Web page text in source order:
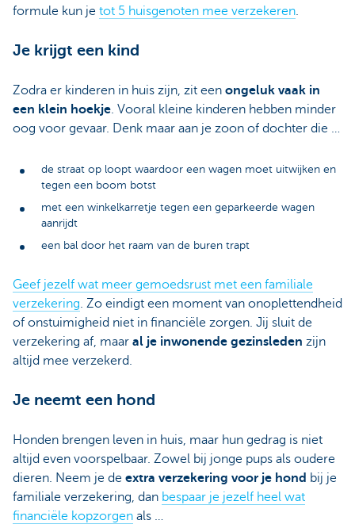
formule kun je tot 5 huisgenoten mee verzekeren.
Je krijgt een kind
Zodra er kinderen in huis zijn, zit een ongeluk vaak in
een klein hoekje. Vooral kleine kinderen hebben minder
oog voor gevaar. Denk maar aan je zoon of dochter die …
de straat op loopt waardoor een wagen moet uitwijken en
tegen een boom botst
met een winkelkarretje tegen een geparkeerde wagen
aanrijdt
een bal door het raam van de buren trapt
Geef jezelf wat meer gemoedsrust met een familiale
verzekering. Zo eindigt een moment van onoplettendheid
of onstuimigheid niet in financiële zorgen. Jij sluit de
verzekering af, maar al je inwonende gezinsleden zijn
altijd mee verzekerd.
Je neemt een hond
Honden brengen leven in huis, maar hun gedrag is niet
altijd even voorspelbaar. Zowel bij jonge pups als oudere
dieren. Neem je de extra verzekering voor je hond bij je
familiale verzekering, dan bespaar je jezelf heel wat
financiële kopzorgen als …